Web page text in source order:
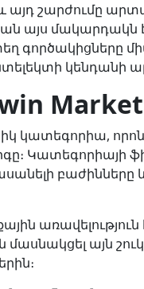
այդ շարժումը
այս մակարդակն
գործակիցները
կենդանի
կատեգորիա,
Կատեգորիայի
բաժինները
մասնակցել այն